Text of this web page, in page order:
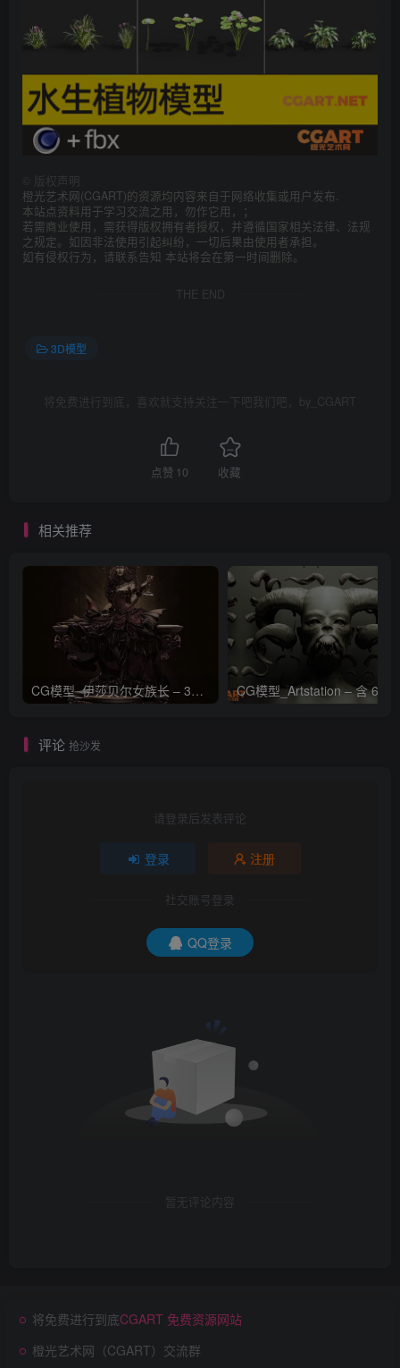
版权声明
橙光艺术网(CGART)的资源均内容来自于网络收集或用户发布.
本站点资料用于学习交流之用，勿作它用，；
若需商业使用，需获得版权拥有者授权，并遵循国家相关法律、法规
之规定。如因非法使用引起纠纷，一切后果由使用者承担。
如有侵权行为，请联系告知 本站将会在第一时间删除。
THE END
3D模型
将免费进行到底，喜欢就支持关注一下吧我们吧，by_CGART
点赞 10 收藏
相关推荐
CG模型_伊莎贝尔女族长 – 3D 模型_CGART_模型下载
评论 抢沙发
请登录后发表评论
登录 注册
社交账号登录
QQ登录
暂无评论内容
将免费进行到底CGART 免费资源网站
橙光艺术网（CGART）交流群